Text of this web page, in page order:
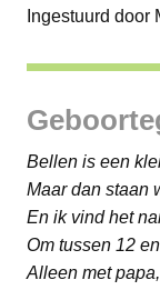
Ingestuurd door
Bellen is een
Maar dan staan
En ik vind het
Om tussen 12
Alleen met